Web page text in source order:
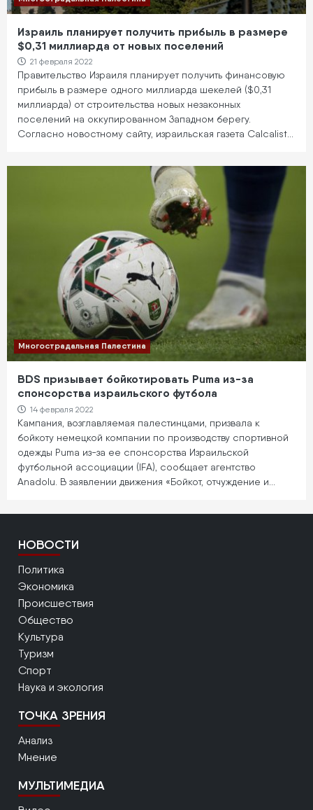
Израиль планирует получить прибыль в размере
$0,31 миллиарда от новых поселений
21 февраля 2022
Правительство Израиля планирует получить финансовую
прибыль в размере одного миллиарда шекелей ($0,31
миллиарда) от строительства новых незаконных
поселений на оккупированном Западном берегу.
Согласно новостному сайту, израильская газета Calcalist…
Многострадальная Палестина
BDS призывает бойкотировать Puma из-за
спонсорства израильского футбола
14 февраля 2022
Кампания, возглавляемая палестинцами, призвала к
бойкоту немецкой компании по производству спортивной
одежды Puma из-за ее спонсорства Израильской
футбольной ассоциации (IFA), сообщает агентство
Anadolu. В заявлении движения «Бойкот, отчуждение и…
НОВОСТИ
Политика
Экономика
Происшествия
Общество
Культура
Туризм
Спорт
Наука и экология
ТОЧКА ЗРЕНИЯ
Анализ
Мнение
МУЛЬТИМЕДИА